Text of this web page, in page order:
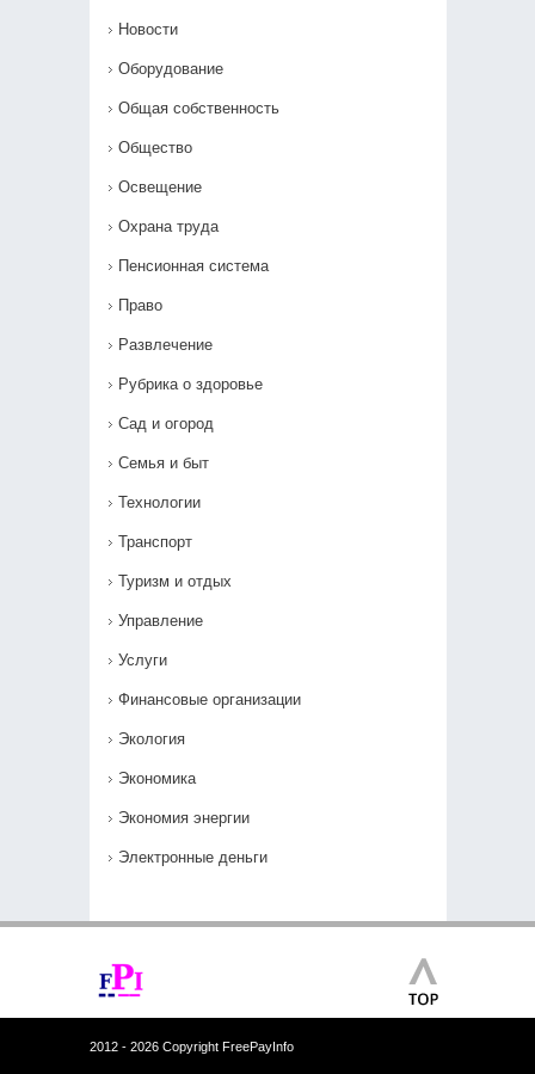
Новости
Оборудование
Общая собственность
Общество
Освещение
Охрана труда
Пенсионная система
Право
Развлечение
Рубрика о здоровье
Сад и огород
Семья и быт
Технологии
Транспорт
Туризм и отдых
Управление
Услуги
Финансовые организации
Экология
Экономика
Экономия энергии
Электронные деньги
2012 - 2026 Copyright FreePayInfo